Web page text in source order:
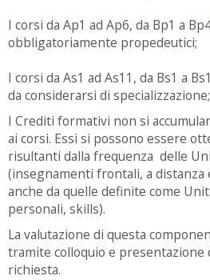
I corsi da Ap1 ad Ap6, da Bp1 a
obbligatoriamente propedeutici;
I corsi da As1 ad As11, da Bs1 a
da considerarsi di specializzazione;
I Crediti formativi non si
ai corsi. Essi si possono essere
risultanti dalla frequenza delle
(insegnamenti frontali, a distanza
anche da quelle definite come
personali, skills).
La valutazione di questa
tramite colloquio e presentazione
richiesta.